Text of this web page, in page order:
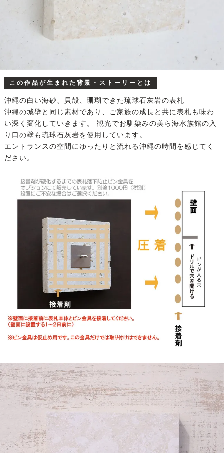
この作品が生まれた背景・ストーリーとは
沖縄の白い海砂、貝殻、珊瑚できた琉球石灰岩の表札
沖縄の城壁と同じ素材であり、ご家族の成長と共に表札も味わ
い深く変化していきます。 観光でお馴染みの美ら海水族館の入
り口の壁も琉球石灰岩を使用しています。
エントランスの空間にゆったりと流れる沖縄の時間を感じてく
ださい。